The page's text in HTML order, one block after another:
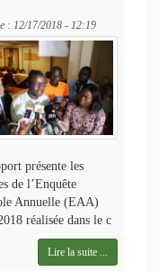
: 12/17/2018 - 12:19
présente les
de l’Enquête
Annuelle (EAA)
réalisée dans le c
Lire la suite ...